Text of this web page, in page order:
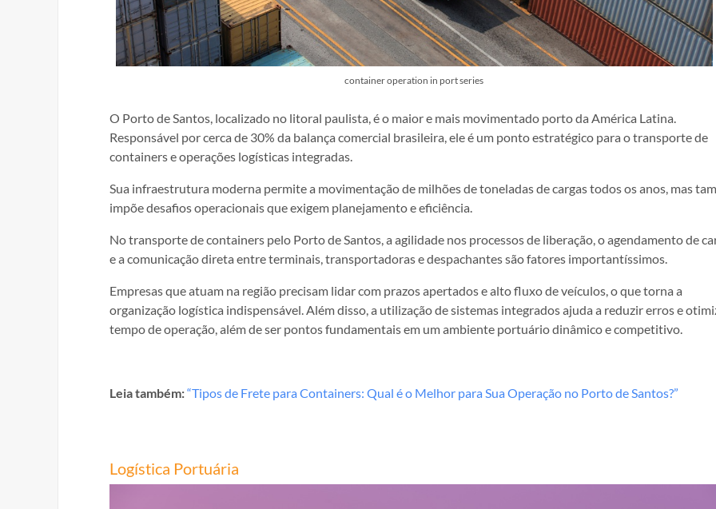
container operation in port series
O Porto de Santos, localizado no litoral paulista, é o maior e mais movimentado porto da América Latina.
Responsável por cerca de 30% da balança comercial brasileira, ele é um ponto estratégico para o transporte de
containers e operações logísticas integradas.
Sua infraestrutura moderna permite a movimentação de milhões de toneladas de cargas todos os anos, mas
impõe desafios operacionais que exigem planejamento e eficiência.
No transporte de containers pelo Porto de Santos, a agilidade nos processos de liberação, o agendamento de
e a comunicação direta entre terminais, transportadoras e despachantes são fatores importantíssimos.
Empresas que atuam na região precisam lidar com prazos apertados e alto fluxo de veículos, o que torna a
organização logística indispensável. Além disso, a utilização de sistemas integrados ajuda a reduzir erros e
tempo de operação, além de ser pontos fundamentais em um ambiente portuário dinâmico e competitivo.
Leia também:“Tipos de Frete para Containers: Qual é o Melhor para Sua Operação no Porto de Santos?”
Logística Portuária